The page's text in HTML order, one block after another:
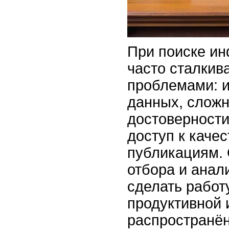
При поиске
часто
проблемами:
данных,
доступ к
публикациям.
отбора и
сделать
продуктивной